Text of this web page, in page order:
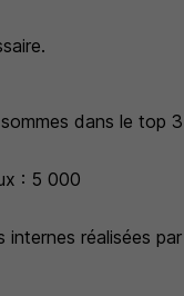
dans le top 3
: 5 000
réalisées par